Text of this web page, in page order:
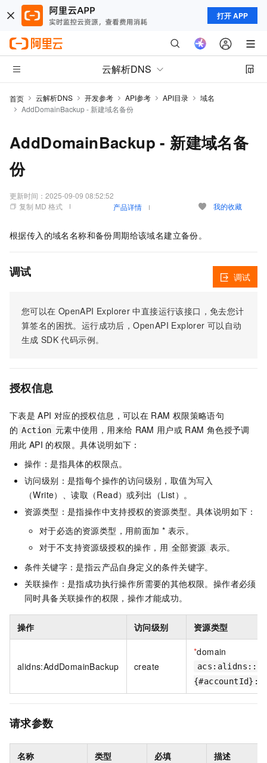
打开 APP
云解析DNS
首页 云解析DNS 开发参考 API参考 API目录
域名
AddDomainBackup - 新建域名备份
AddDomainBackup - 新建域名备
份
更新时间： 2025-09-09 08:52:52
复制 MD 格式
产品详情 我的收藏
根据传入的域名名称和备份周期给该域名建立备份。
调试
您可以在 OpenAPI Explorer 中直接运行该接口，免去您计
算签名的困扰。运行成功后，OpenAPI Explorer 可以自动
生成 SDK 代码示例。
调试
授权信息
下表是 API 对应的授权信息，可以在 RAM 权限策略语句
的 Action 元素中使用，用来给 RAM 用户或 RAM 角色授予调
用此 API 的权限。具体说明如下：
操作：是指具体的权限点。
访问级别：是指每个操作的访问级别，取值为写入
（Write）、读取（Read）或列出（List）。
资源类型：是指操作中支持授权的资源类型。具体说明如下：
对于必选的资源类型，用前面加 * 表示。
对于不支持资源级授权的操作，用 全部资源 表示。
条件关键字：是指云产品自身定义的条件关键字。
关联操作：是指成功执行操作所需要的其他权限。操作者必须
同时具备关联操作的权限，操作才能成功。
操作 访问级别 资源类型
alidns:AddDomainBackup create
*domain
acs:alidns::
请求参数
名称 类型 必填 描述